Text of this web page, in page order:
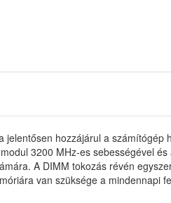
jelentősen hozzájárul a
3200 MHz-es sebességével
A DIMM tokozás révén
van szüksége a mindennapi